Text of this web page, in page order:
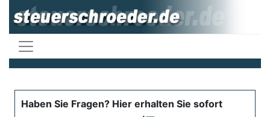
Haben Sie Fragen? Hier erhalten Sie sofort